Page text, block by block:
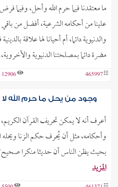
ما معتقدنا فيما حرم الله وأحل، وفيما
علينا من أحكامه الشرعية، أفضل من باقي
والدنيوية دائما، أم أحيانا لها علاقة
مضرة دائما بمصلحتنا الدنيوية
465997
12906
وجود من يحل ما حرم الله
أعرف أنه لا يمكن تحريف القرآن
وأحكامه، مثل أن يُحرف حكم الزنا
بحيث يظن الناس أن حديثا منكرا
المزيد